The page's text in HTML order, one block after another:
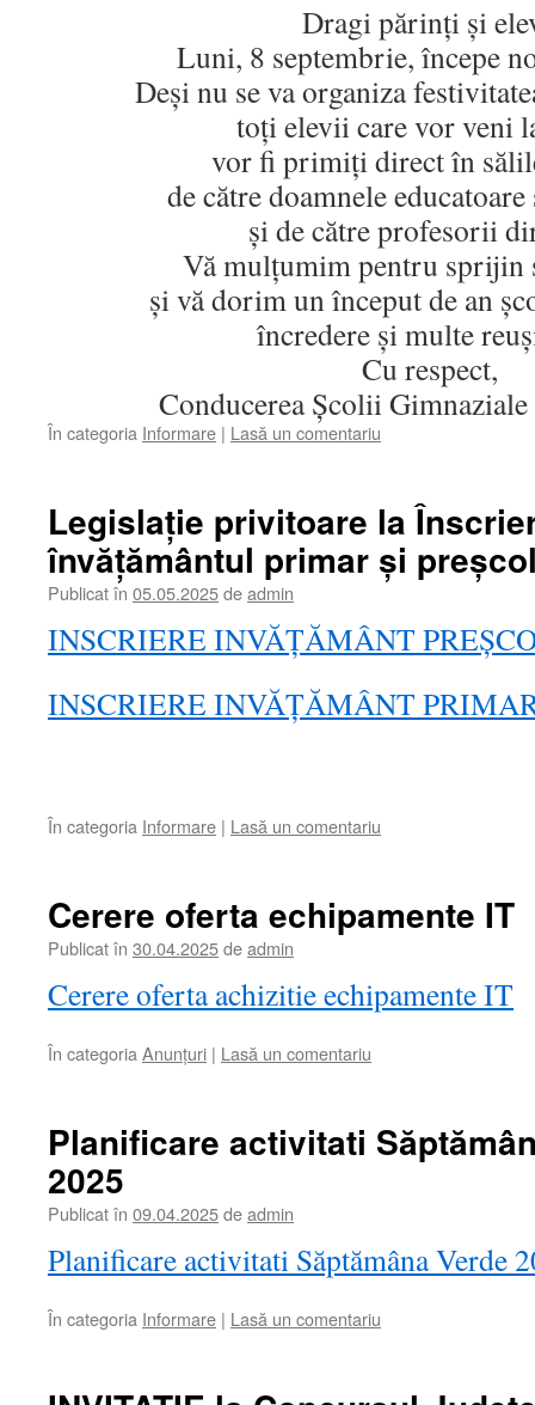
Dragi părinți și
Luni, 8 septembrie, începe
Deși nu se va organiza
toți elevii care vor veni
vor fi primiți direct în
de către doamnele
și de către profesorii
Vă mulțumim pentru sprijin
și vă dorim un început de an
încredere și multe
Cu respect,
Conducerea Școlii
În categoria Informare | Lasă un comentariu
Legislație privitoare la
învățământul primar și
Publicat în 05.05.2025deadmin
INSCRIERE INVĂȚĂMÂNT
INSCRIERE INVĂȚĂMÂNT
În categoria Informare | Lasă un comentariu
Cerere oferta echipamente IT
Publicat în 30.04.2025deadmin
Cerere oferta achizitie echipamente IT
În categoria Anunțuri | Lasă un comentariu
Planificare activitati
2025
Publicat în 09.04.2025deadmin
Planificare activitati Săptămâna Verde
În categoria Informare | Lasă un comentariu